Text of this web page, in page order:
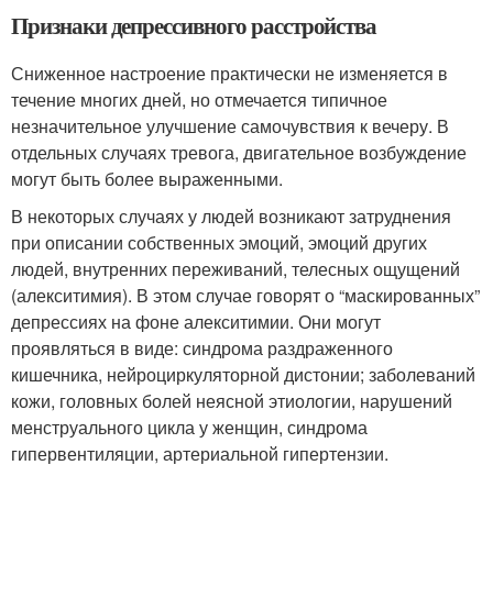
Признаки депрессивного расстройства
Сниженное настроение практически не изменяется в
течение многих дней, но отмечается типичное
незначительное улучшение самочувствия к вечеру. В
отдельных случаях тревога, двигательное возбуждение
могут быть более выраженными.
В некоторых случаях у людей возникают затруднения
при описании собственных эмоций, эмоций других
людей, внутренних переживаний, телесных ощущений
(алекситимия). В этом случае говорят о “маскированных”
депрессиях на фоне алекситимии. Они могут
проявляться в виде: синдрома раздраженного
кишечника, нейроциркуляторной дистонии; заболеваний
кожи, головных болей неясной этиологии, нарушений
менструального цикла у женщин, синдрома
гипервентиляции, артериальной гипертензии.